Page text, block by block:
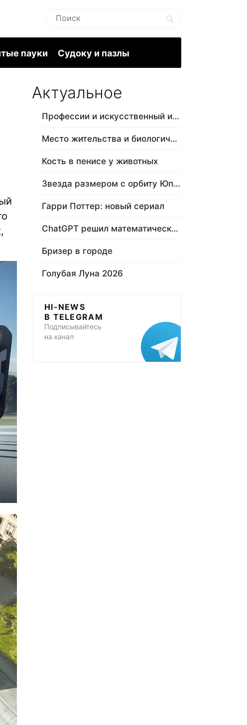
пауки Судоку и пазлы
Актуальное
Профессии и искусственный интеллект
Место жительства и биологический в…
Кость в пенисе у животных
Звезда размером с орбиту Юпитера
Гарри Поттер: новый сериал
ChatGPT решил математическую задачу
Бризер в городе
Голубая Луна 2026
HI-NEWS
В TELEGRAM
Подписывайтесь
на канал